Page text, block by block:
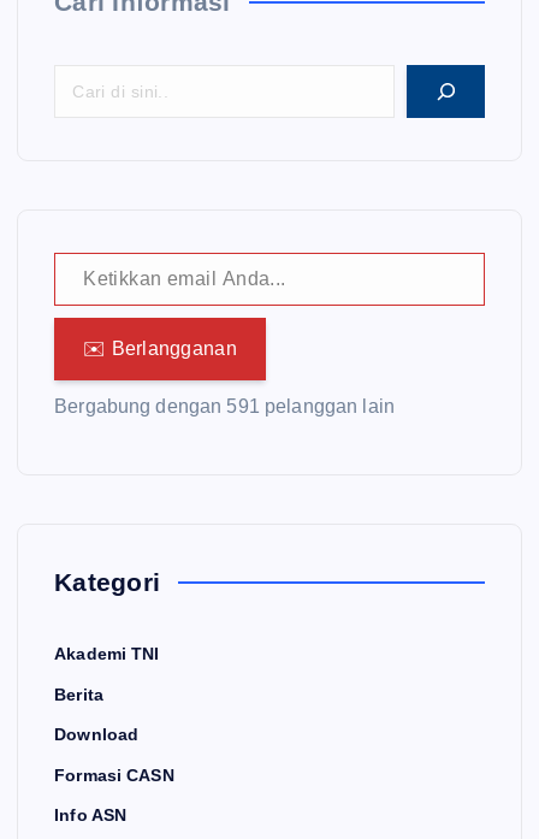
Ketikkan email Anda...
✉️ Berlangganan
Bergabung dengan 591 pelanggan lain
Kategori
Akademi TNI
Berita
Download
Formasi CASN
Info ASN